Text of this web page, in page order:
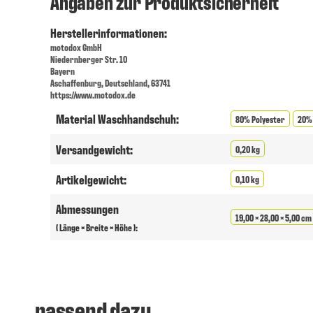
Herstellerinformationen:
motodox GmbH
Niedernberger Str. 10
Bayern
Aschaffenburg, Deutschland, 63741
https://www.motodox.de
Material Waschhandschuh: 80% Polyester
Versandgewicht: 0,20 kg
Artikelgewicht: 0,10 kg
Abmessungen
( Länge × Breite × Höhe ):
19,00 × 28,00 × 5,00 cm